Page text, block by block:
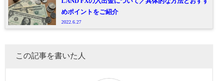
めポイントをご紹介
2022.6.27
この記事を書いた人